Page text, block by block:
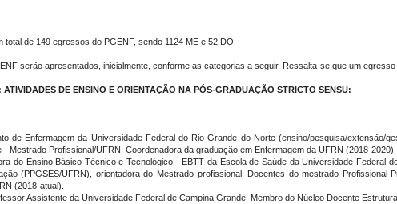
de 149 egressos do PGENF, sendo 1124 ME e 52 DO.
serão apresentados, inicialmente, conforme as categorias a seguir. Ressalta-se que um
DE ENSINO E ORIENTAÇÃO NA PÓS-GRADUAÇÃO STRICTO SENSU:
de Enfermagem da Universidade Federal do Rio Grande do Norte (ensino/pesquisa/extensão/
Mestrado Profissional/UFRN. Coordenadora da graduação em Enfermagem da UFRN (2018-2020)
do Ensino Básico Técnico e Tecnológico - EBTT da Escola de Saúde da Universidade Federal
(PPGSES/UFRN), orientadora do Mestrado profissional. Docentes do mestrado Profissional
(2018-atual).
Assistente da Universidade Federal de Campina Grande. Membro do Núcleo Docente